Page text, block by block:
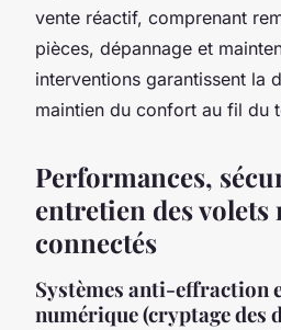
vente réactif, comprenant
pièces, dépannage et
interventions garantissent la
maintien du confort au fil du
Performances,
entretien des
connectés
Systèmes anti-effraction
numérique (cryptage des